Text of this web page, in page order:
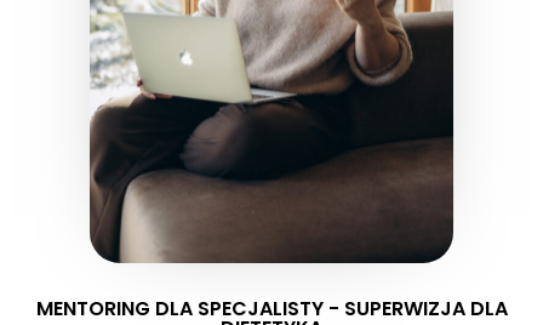
MENTORING DLA SPECJALISTY - SUPERWIZJA DLA